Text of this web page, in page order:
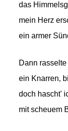
das
mein Herz
ein armer
Dann
ein Knarren,
doch hascht'
mit scheuem